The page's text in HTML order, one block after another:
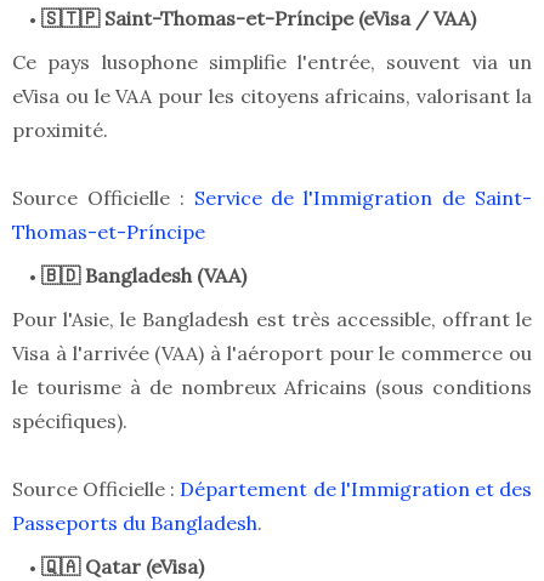
🇸🇹🇵 Saint-Thomas-et-Príncipe (eVisa / VAA)
Ce pays lusophone simplifie l'entrée, souvent via un
eVisa ou le VAA pour les citoyens africains, valorisant la
proximité.
Source Officielle : Service de l'Immigration de Saint-
Thomas-et-Príncipe
🇧🇩 Bangladesh (VAA)
Pour l'Asie, le Bangladesh est très accessible, offrant le
Visa à l'arrivée (VAA) à l'aéroport pour le commerce ou
le tourisme à de nombreux Africains (sous conditions
spécifiques).
Source Officielle : Département de l'Immigration et des
Passeports du Bangladesh.
🇶🇦 Qatar (eVisa)